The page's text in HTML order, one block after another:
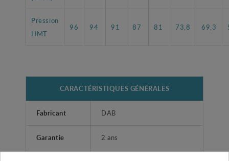
Pression
HMT
96 94 91 87 81 73,8 69,3
CARACTÉRISTIQUES GÉNÉRALES
Fabricant DAB
Garantie 2 ans